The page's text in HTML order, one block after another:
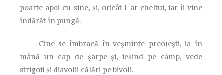
poarte apoi cu sine, și, oricât l-ar cheltui, iar îi vine
îndărăt în pungă.
Cine se îmbracă în veșminte preoțești, ia în
mână un cap de șarpe și, ieșind pe câmp, vede
strigoii și diavolii călări pe bivoli.